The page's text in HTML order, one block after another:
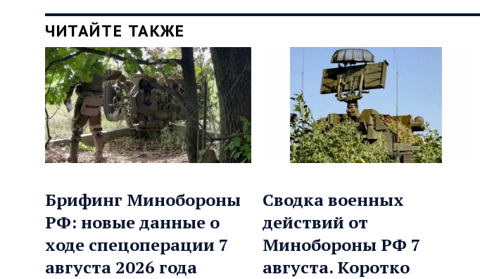
ЧИТАЙТЕ ТАКЖЕ
Брифинг Минобороны
РФ: новые данные о
ходе спецоперации 7
августа 2026 года
Сводка военных
действий от
Минобороны РФ 7
августа. Коротко